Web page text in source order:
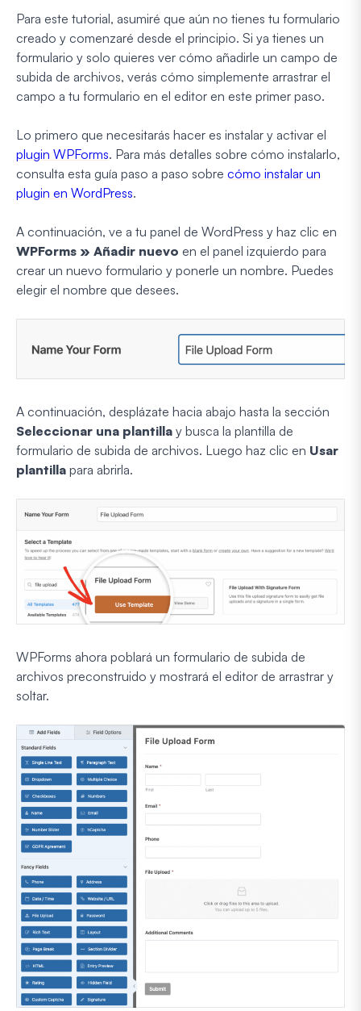
Para este tutorial, asumiré que aún no tienes tu formulario
creado y comenzaré desde el principio. Si ya tienes un
formulario y solo quieres ver cómo añadirle un campo de
subida de archivos, verás cómo simplemente arrastrar el
campo a tu formulario en el editor en este primer paso.
Lo primero que necesitarás hacer es instalar y activar el
plugin WPForms. Para más detalles sobre cómo instalarlo,
consulta esta guía paso a paso sobre cómo instalar un
plugin en WordPress.
A continuación, ve a tu panel de WordPress y haz clic en
WPForms » Añadir nuevo en el panel izquierdo para
crear un nuevo formulario y ponerle un nombre. Puedes
elegir el nombre que desees.
A continuación, desplázate hacia abajo hasta la sección
Seleccionar una plantilla y busca la plantilla de
formulario de subida de archivos. Luego haz clic en Usar
plantilla para abrirla.
WPForms ahora poblará un formulario de subida de
archivos preconstruido y mostrará el editor de arrastrar y
soltar.